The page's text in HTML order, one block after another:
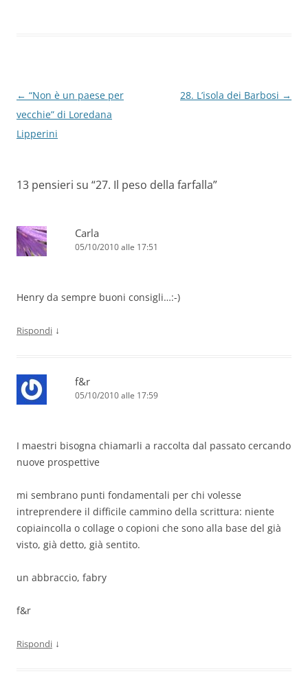
Navigazione
articolo
← “Non è un paese per
vecchie” di Loredana
Lipperini
28. L’isola dei Barbosi →
13 pensieri su “27. Il peso della farfalla”
Carla
05/10/2010 alle 17:51
Henry da sempre buoni consigli…:-)
Rispondi ↓
f&r
05/10/2010 alle 17:59
I maestri bisogna chiamarli a raccolta dal passato cercando
nuove prospettive
mi sembrano punti fondamentali per chi volesse
intreprendere il difficile cammino della scrittura: niente
copiaincolla o collage o copioni che sono alla base del già
visto, già detto, già sentito.
un abbraccio, fabry
f&r
Rispondi ↓